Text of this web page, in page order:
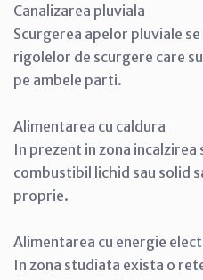
Canalizarea pluviala
Scurgerea apelor pluviale
rigolelor de scurgere care
pe ambele parti.
Alimentarea cu caldura
In prezent in zona incalzirea
combustibil lichid sau solid
proprie.
Alimentarea cu energie
In zona studiata exista o